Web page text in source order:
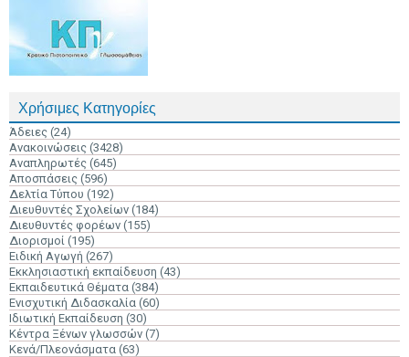
Χρήσιμες Κατηγορίες
Άδειες (24)
Ανακοινώσεις (3428)
Αναπληρωτές (645)
Αποσπάσεις (596)
Δελτία Τύπου (192)
Διευθυντές Σχολείων (184)
Διευθυντές φορέων (155)
Διορισμοί (195)
Ειδική Αγωγή (267)
Εκκλησιαστική εκπαίδευση (43)
Εκπαιδευτικά Θέματα (384)
Ενισχυτική Διδασκαλία (60)
Ιδιωτική Εκπαίδευση (30)
Κέντρα Ξένων γλωσσών (7)
Κενά/Πλεονάσματα (63)